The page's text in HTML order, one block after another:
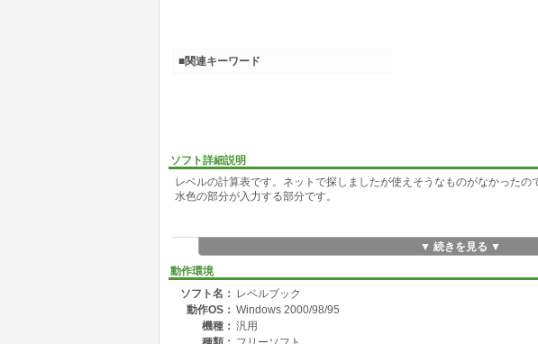
ソフト詳細説明
レベルの計算表です。ネットで探しましたが使えそうなものがなかったの
水色の部分が入力する部分です。
▼ 続きを見る ▼
動作環境
ソフト名： レベルブック
動作OS： Windows 2000/98/95
機種： 汎用
■関連キーワード